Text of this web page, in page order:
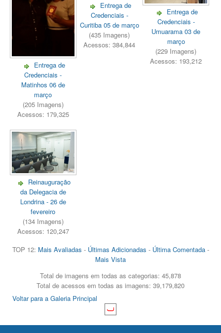
Entrega de
Credenciais -
Matinhos 06 de
março
(205 Imagens)
Acessos: 179,325
Entrega de
Credenciais -
Curitiba 05 de março
(435 Imagens)
Acessos: 384,844
Entrega de
Credenciais -
Umuarama 03 de
março
(229 Imagens)
Acessos: 193,212
Reinauguração
da Delegacia de
Londrina - 26 de
fevereiro
(134 Imagens)
Acessos: 120,247
TOP 12: Mais Avaliadas - Últimas Adicionadas - Última Comentada-
Mais Vista
Total de imagens em todas as categorias: 45,878
Total de acessos em todas as imagens: 39,179,820
Voltar para a Galeria Principal